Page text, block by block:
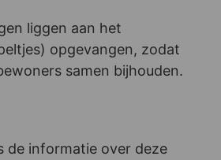
liggen aan het
opgevangen, zodat
samen bijhouden.
de informatie over deze